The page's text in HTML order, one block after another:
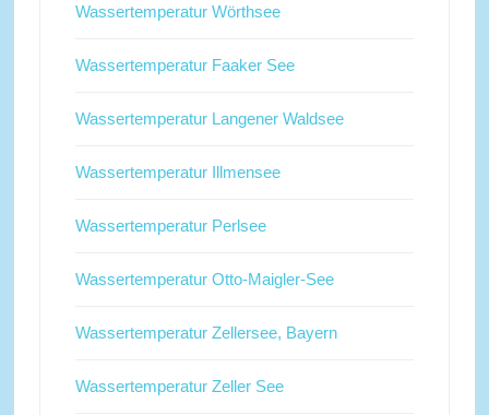
Wassertemperatur Wörthsee
Wassertemperatur Faaker See
Wassertemperatur Langener Waldsee
Wassertemperatur Illmensee
Wassertemperatur Perlsee
Wassertemperatur Otto-Maigler-See
Wassertemperatur Zellersee, Bayern
Wassertemperatur Zeller See